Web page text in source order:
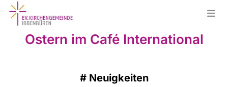
Ostern im Café International
# Neuigkeiten